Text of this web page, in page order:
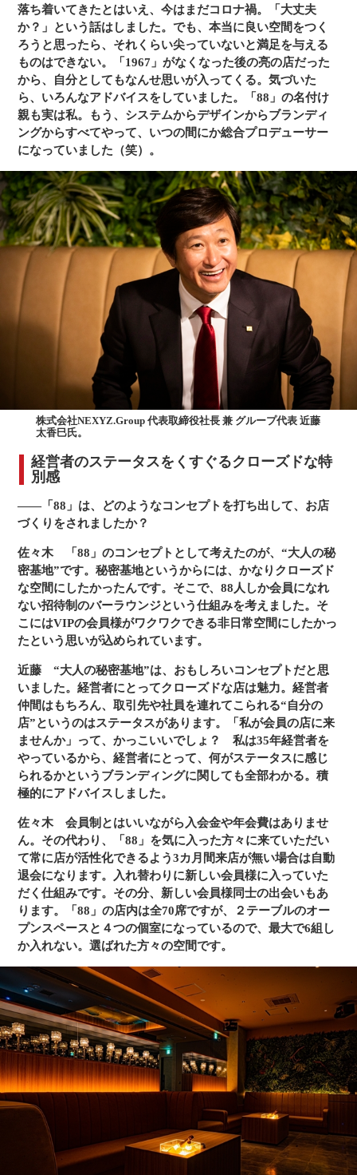
落ち着いてきたとはいえ、今はまだコロナ禍。「大丈夫
か？」という話はしました。でも、本当に良い空間をつく
ろうと思ったら、それくらい尖っていないと満足を与える
ものはできない。「1967」がなくなった後の亮の店だった
から、自分としてもなんせ思いが入ってくる。気づいた
ら、いろんなアドバイスをしていました。「88」の名付け
親も実は私。もう、システムからデザインからブランディ
ングからすべてやって、いつの間にか総合プロデューサー
になっていました（笑）。
株式会社NEXYZ.Group 代表取締役社長 兼 グループ代表 近藤
太香巳氏。
経営者のステータスをくすぐるクローズドな特
別感
――「88」は、どのようなコンセプトを打ち出して、お店
づくりをされましたか？
佐々木「88」のコンセプトとして考えたのが、“大人の秘
密基地”です。秘密基地というからには、かなりクローズド
な空間にしたかったんです。そこで、88人しか会員になれ
ない招待制のバーラウンジという仕組みを考えました。そ
こにはVIPの会員様がワクワクできる非日常空間にしたかっ
たという思いが込められています。
近藤 “大人の秘密基地”は、おもしろいコンセプトだと思
いました。経営者にとってクローズドな店は魅力。経営者
仲間はもちろん、取引先や社員を連れてこられる“自分の
店”というのはステータスがあります。「私が会員の店に来
ませんか」って、かっこいいでしょ？ 私は35年経営者を
やっているから、経営者にとって、何がステータスに感じ
られるかというブランディングに関しても全部わかる。積
極的にアドバイスしました。
佐々木会員制とはいいながら入会金や年会費はありませ
ん。その代わり、「88」を気に入った方々に来ていただい
て常に店が活性化できるよう3カ月間来店が無い場合は自動
退会になります。入れ替わりに新しい会員様に入っていた
だく仕組みです。その分、新しい会員様同士の出会いもあ
ります。「88」の店内は全70席ですが、２テーブルのオー
プンスペースと４つの個室になっているので、最大で6組し
か入れない。選ばれた方々の空間です。